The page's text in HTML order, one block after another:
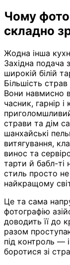
Чому фото
складно
Жодна інша
Західна подача
широкій білій
Більшість
Вони навмисно
часник, гарнір
приголомшливий
страви та дім
шанхайські
витягування,
винос та
тарти й бабл-ті
стиль просто
найкращому
Це та сама
фотографію
доводить її до
разом
під контроль —
боротися зі